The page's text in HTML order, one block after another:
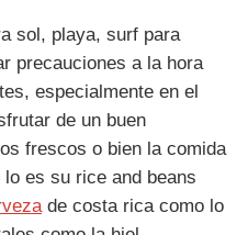
sol, playa, surf para
precauciones a la hora
especialmente en el
de un buen
frescos o bien la comida
es su rice and beans
de costa rica como lo